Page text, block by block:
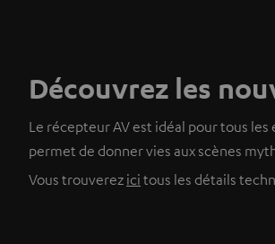
Découvrez les
Le récepteur AV est idéal pour tous
permet de donner vies aux scènes
Vous trouverez ici tous les détails